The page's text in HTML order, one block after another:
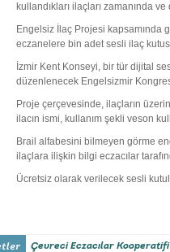
kullandıkları ilaçları zamanında
Engelsiz İlaç Projesi kapsamında
eczanelere bin adet sesli ilaç
İzmir Kent Konseyi, bir tür dijital
düzenlenecek Engelsizmir
Proje çerçevesinde, ilaçların
ilacın ismi, kullanım şekli veson
Brail alfabesini bilmeyen görme
ilaçlara ilişkin bilgi eczacılar
Ücretsiz olarak verilecek sesli
Çevreci Eczacılar Kooperatifi